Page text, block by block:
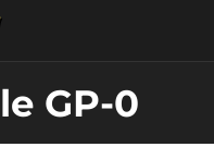
GP-0